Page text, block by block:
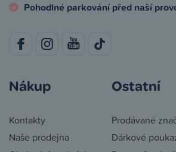
Pohodlné parkování před naší
Nákup
Kontakty
Naše prodejna
Ostatní
Prodávané
Dárkové